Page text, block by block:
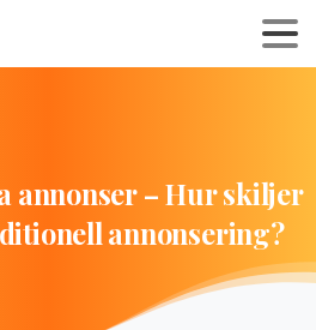
annonser–Hurskiljer
annonsering?